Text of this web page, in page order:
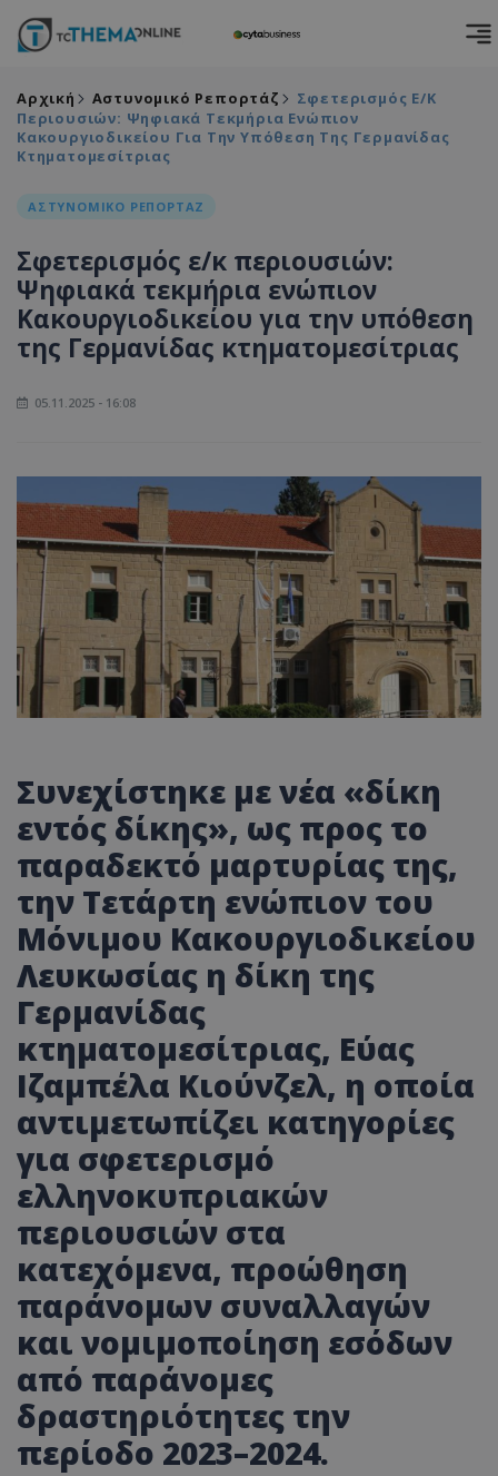
Αρχική Αστυνομικό Ρεπορτάζ
Σφετερισμός Ε/κ
Περιουσιών: Ψηφιακά Τεκμήρια Ενώπιον
Κακουργιοδικείου Για Την Υπόθεση Της Γερμανίδας
Κτηματομεσίτριας
ΑΣΤΥΝΟΜΙΚΟ ΡΕΠΟΡΤΑΖ
Σφετερισμός ε/κ περιουσιών:
Ψηφιακά τεκμήρια ενώπιον
Κακουργιοδικείου για την υπόθεση
της Γερμανίδας κτηματομεσίτριας
05.11.2025 - 16:08
Συνεχίστηκε μενέα «δίκη
εντός δίκης», ως προς το
παραδεκτό μαρτυρίας της,
την Τετάρτη ενώπιον του
Μόνιμου Κακουργιοδικείου
Λευκωσίας η δίκη της
Γερμανίδας
κτηματομεσίτριας, Εύας
Ιζαμπέλα Κιούνζελ, η οποία
αντιμετωπίζει κατηγορίες
για σφετερισμό
ελληνοκυπριακών
περιουσιών στα
κατεχόμενα, προώθηση
παράνομων συναλλαγών
και νομιμοποίηση εσόδων
από παράνομες
δραστηριότητες την
περίοδο 2023–2024.